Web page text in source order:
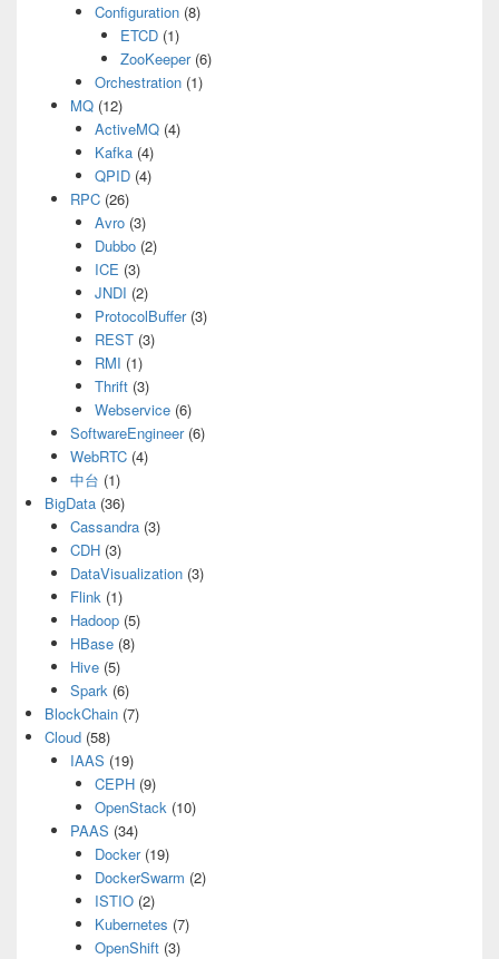
Configuration (8)
ETCD(1)
ZooKeeper(6)
Orchestration (1)
MQ(12)
ActiveMQ (4)
Kafka (4)
QPID (4)
RPC(26)
Avro (3)
Dubbo (2)
ICE (3)
JNDI (2)
ProtocolBuffer(3)
REST (3)
RMI (1)
Thrift (3)
Webservice (6)
SoftwareEngineer(6)
WebRTC(4)
中台 (1)
BigData (36)
Cassandra(3)
CDH(3)
DataVisualization(3)
Flink(1)
Hadoop(5)
HBase(8)
Hive(5)
Spark(6)
BlockChain (7)
Cloud (58)
IAAS (19)
CEPH (9)
OpenStack (10)
PAAS (34)
Docker(19)
DockerSwarm (2)
ISTIO (2)
Kubernetes (7)
OpenShift (3)